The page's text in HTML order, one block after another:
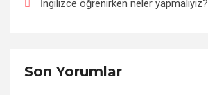
İngilizce öğrenirken neler yapmalıyız?
Son Yorumlar